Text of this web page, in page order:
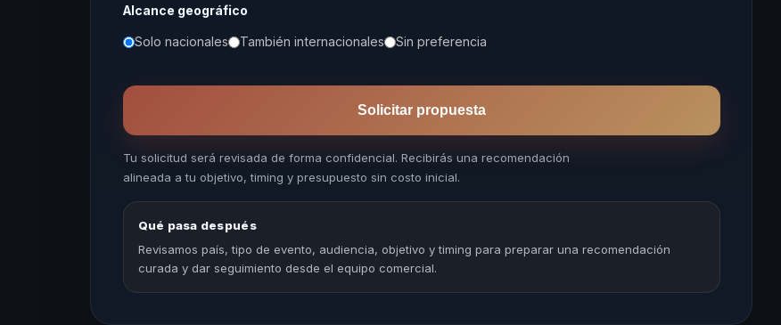
Alcance geográfico
Solo nacionales También internacionales Sin preferencia
Solicitar propuesta
Tu solicitud será revisada de forma confidencial. Recibirás una recomendación
alineada a tu objetivo, timing y presupuesto sin costo inicial.
Qué pasa después
Revisamos país, tipo de evento, audiencia, objetivo y timing para preparar una recomendación
curada y dar seguimiento desde el equipo comercial.